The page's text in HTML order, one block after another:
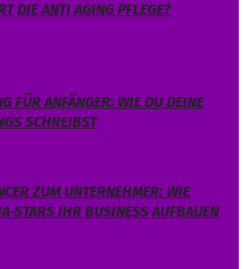
DIE ANTI AGING PFLEGE?
FÜR ANFÄNGER: WIE DU DEINE
SCHREIBST
ZUM UNTERNEHMER: WIE
STARS IHR BUSINESS AUFBAUEN